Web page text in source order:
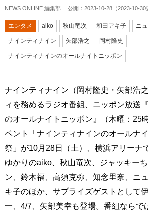
NEWS ONLINE 編集部 公開： 2023-10-28 （2023-10-30
エンタメ aiko 秋山竜次 和田アキ子 ニ
ナインティナイン 矢部浩之 岡村隆史
ナインティナインのオールナイトニッポン
ナインティナイン（岡村隆史・矢部浩
ィを務めるラジオ番組、ニッポン放送
のオールナイトニッポン』（木曜：25
ベント「ナインティナインのオールナ
祭」が10月28日（土）、横浜アリーナ
ゆかりのaiko、秋山竜次、ジャッキー
ン、鈴木福、高須克弥、知念里奈、ニ
キ子のほか、サプライズゲストとして
一、4/7、矢部美幸も登場。番組ならで